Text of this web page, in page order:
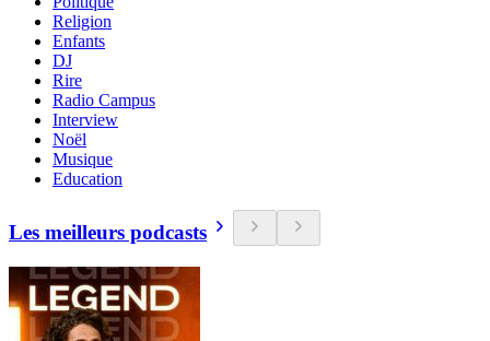
Religion
Enfants
DJ
Rire
Radio Campus
Interview
Noël
Musique
Education
Les meilleurs podcasts